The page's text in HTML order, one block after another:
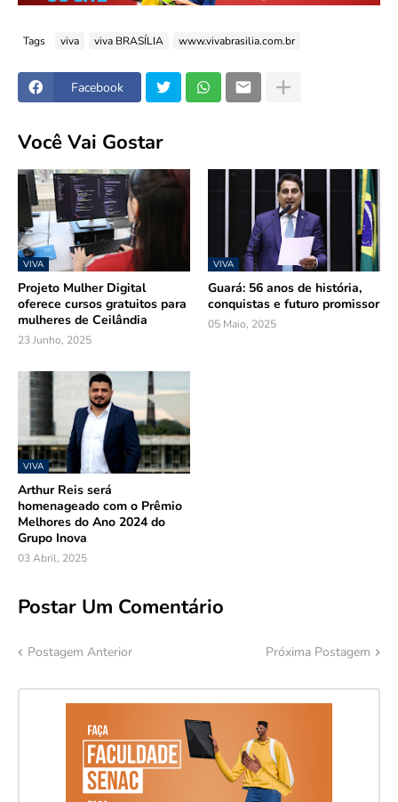
Tags viva viva BRASÍLIA www.vivabrasilia.com.br
Facebook
Você Vai Gostar
VIVA
Projeto Mulher Digital
oferece cursos gratuitos para
mulheres de Ceilândia
23 Junho, 2025
VIVA
Guará: 56 anos de história,
conquistas e futuro promissor
05 Maio, 2025
VIVA
Arthur Reis será
homenageado com o Prêmio
Melhores do Ano 2024 do
Grupo Inova
03 Abril, 2025
Postar Um Comentário
Postagem Anterior Próxima Postagem